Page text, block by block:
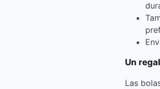
Un
Las